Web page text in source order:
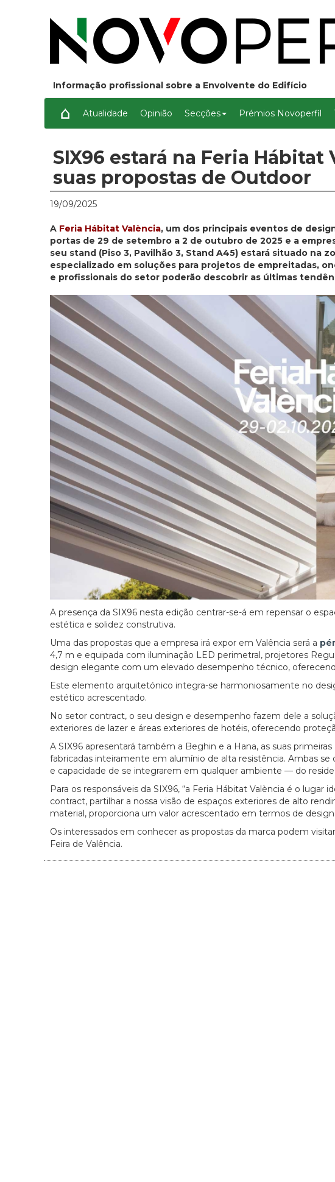
Informação profissional sobre a Envolvente do Edifício
Atualidade Opinião Secções Prémios Novoperfil
SIX96 estará na Feria Hábitat
suas propostas de Outdoor
19/09/2025
A Feria Hábitat València, um dos principais eventos de
portas de 29 de setembro a 2 de outubro de 2025 e a
seu stand (Piso 3, Pavilhão 3, Stand A45) estará situado na
especializado em soluções para projetos de empreitadas,
e profissionais do setor poderão descobrir as últimas
A presença da SIX96 nesta edição centrar-se-á em repensar o
estética e solidez construtiva.
Uma das propostas que a empresa irá expor em Valência será a
4,7 m e equipada com iluminação LED perimetral, projetores
design elegante com um elevado desempenho técnico,
Este elemento arquitetónico integra-se harmoniosamente no
estético acrescentado.
No setor contract, o seu design e desempenho fazem dele a
exteriores de lazer e áreas exteriores de hotéis, oferecendo
A SIX96 apresentará também a Beghin e a Hana, as suas
fabricadas inteiramente em alumínio de alta resistência. Ambas
e capacidade de se integrarem em qualquer ambiente — do
Para os responsáveis da SIX96, “a Feria Hábitat València é o
contract, partilhar a nossa visão de espaços exteriores de alto
material, proporciona um valor acrescentado em termos de
Os interessados em conhecer as propostas da marca podem
Feira de Valência.